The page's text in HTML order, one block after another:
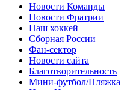
Новости Команды
Новости Фратрии
Наш хоккей
Сборная России
Фан-cектор
Новости сайта
Благотворительность
Мини-футбол/Пляжка